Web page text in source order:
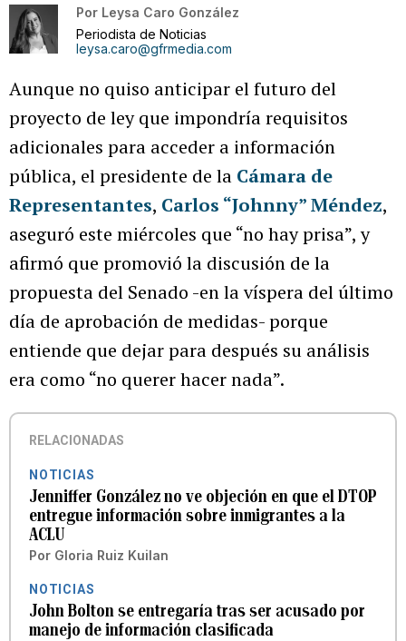
Por Leysa Caro González
Periodista de Noticias
leysa.caro@gfrmedia.com
Aunque no quiso anticipar el futuro del
proyecto de ley que impondría requisitos
adicionales para acceder a información
pública, el presidente de la Cámara de
Representantes, Carlos “Johnny” Méndez,
aseguró este miércoles que “no hay prisa”, y
afirmó que promovió la discusión de la
propuesta del Senado -en la víspera del último
día de aprobación de medidas- porque
entiende que dejar para después su análisis
era como “no querer hacer nada”.
RELACIONADAS
NOTICIAS
Jenniffer González no ve objeción en que el DTOP
entregue información sobre inmigrantes a la
ACLU
Por Gloria Ruiz Kuilan
NOTICIAS
John Bolton se entregaría tras ser acusado por
manejo de información clasificada